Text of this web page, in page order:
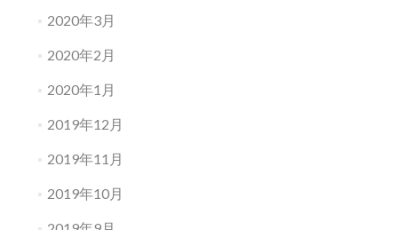
2020年3月
2020年2月
2020年1月
2019年12月
2019年11月
2019年10月